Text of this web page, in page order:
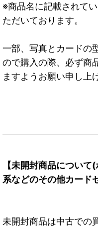
※商品名に記載されて
ただいております。
一部、写真とカードの
ので購入の際、必ず商
ますようお願い申し上
【未開封商品につい
系などのその他カード
未開封商品は中古での